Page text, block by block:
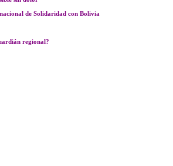
de Solidaridad con Bolivia
regional?